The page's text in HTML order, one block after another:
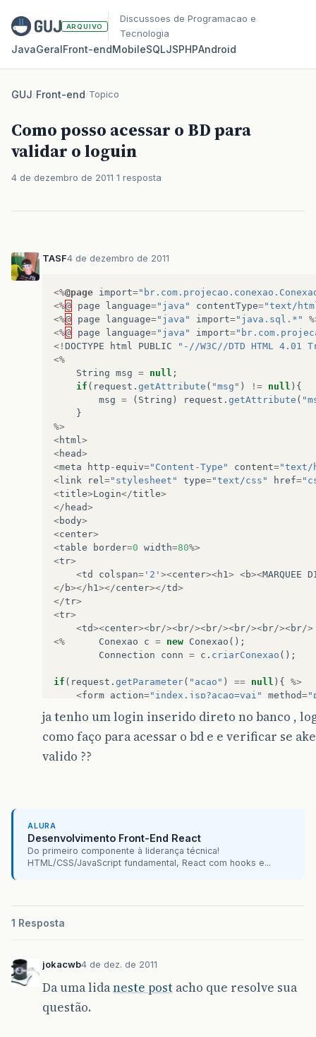
ARQUIVO
Discussoes de Programacao e
Tecnologia
JavaGeralFront‑endMobileSQLJSPHPAndroid
GUJ/Front-end/Topico
Como posso acessar o BD para
validar o loguin
4 de dezembro de 2011 1 resposta
TASF4 de dezembro de 2011
<%@page import=
<%@ page language="java" contentType="text/
<%@ page language="java" import="java.sql.*"
<%@ page language="java" import=
<! DOCTYPE html PUBLIC
"-//W3C//DTD HTML 4.01
<%
String msg = null ;
if ( request . getAttribute ( "msg" ) != null ){
msg = ( String ) request . getAttribute (
}
%>
<html>
<head>
<meta http -equiv="Content-Type" content="text/
< link rel="stylesheet" type="text/css" href=
<title>Login</title>
</ head>
<body>
<center>
<table border=0 width=80%>
<tr>
<td colspan= '2' ><center><h1> <b><MARQUEE
</ b></ h1></center></td>
</tr>
<tr>
<td><center><br/><br/><br/><br/><br/><br/>
<%
Conexao c = new Conexao ();
Connection
conn = c . criarConexao ();
if ( request . getParameter( "acao" ) == null ){
%>
<form action="index.jsp?acao=vai" method=
table "1" class login
<tr class = login>
<td><b >Login</ b></td >
<td colspan
</tr >
table
galera
ja tenho um login inserido direto no banco ,
como faço para acessar o bd e e verificar se
valido ??
ALURA
Desenvolvimento Front-End React
Do primeiro componente à liderança técnica!
HTML/CSS/JavaScript fundamental, React com hooks e...
1 Resposta
jokacwb4 de dez. de 2011
Da uma lidaneste post acho que resolve sua
questão.